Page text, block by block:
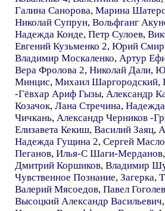
Галина Санорова, Марина
Николай Супрун, Вольфганг
Надежда Конде, Петр Сулоев,
Евгений Кузьменко 2, Юрий
Владимир Москаленко, Артур
Вера Фролова 2, Николай Дали,
Минцис, Михаил Шаргородский,
-Гёвхар Ариф Гызы, Александр
Козачок, Лана Стречина,
Чичкань, Александр Черников -
Елизавета Кекиш, Василий Заяц,
Надежда Гущина 2, Сергей
Пеганов, Илья-С Шаги-Мерданов,
Дмитрий Коршиков, Владимир
Чувственное Познание, Загерка,
Валерий Мясоедов, Павел Гоголев
Высоцкий Александр Васильевич,